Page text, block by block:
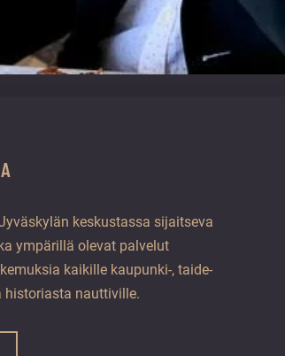
keskustassa sijaitseva
ympärillä olevat palvelut
kaikille kaupunki-, taide-
historiasta nauttiville.